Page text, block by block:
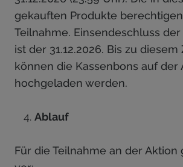
gekauften Produkte
Teilnahme. Einsendeschluss
ist der 31.12.2026. Bis zu
können die Kassenbons auf der
hochgeladen werden.
Ablauf
Für die Teilnahme an der